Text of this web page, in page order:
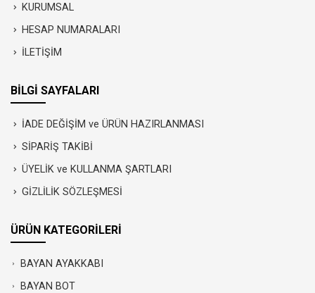
KURUMSAL
HESAP NUMARALARI
İLETİŞİM
BİLGİ SAYFALARI
İADE DEĞİŞİM ve ÜRÜN HAZIRLANMASI
SİPARİŞ TAKİBİ
ÜYELİK ve KULLANMA ŞARTLARI
GİZLİLİK SÖZLEŞMESİ
ÜRÜN KATEGORİLERİ
BAYAN AYAKKABI
BAYAN BOT